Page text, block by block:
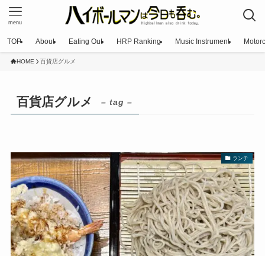
menu
TOP About Eating Out HRP Ranking Music Instrument
HOME 百貨店グルメ
百貨店グルメ – tag –
ランチ